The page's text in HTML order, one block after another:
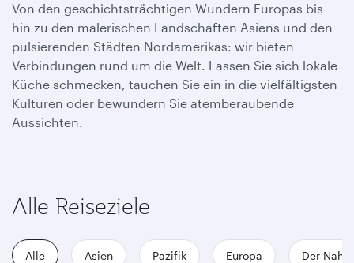
Von den geschichtsträchtigen Wundern Europas bis
hin zu den malerischen Landschaften Asiens und den
pulsierenden Städten Nordamerikas: wir bieten
Verbindungen rund um die Welt. Lassen Sie sich lokale
Küche schmecken, tauchen Sie ein in die vielfältigsten
Kulturen oder bewundern Sie atemberaubende
Aussichten.
Alle Reiseziele
Alle Asien Pazifik Europa Der Nahe